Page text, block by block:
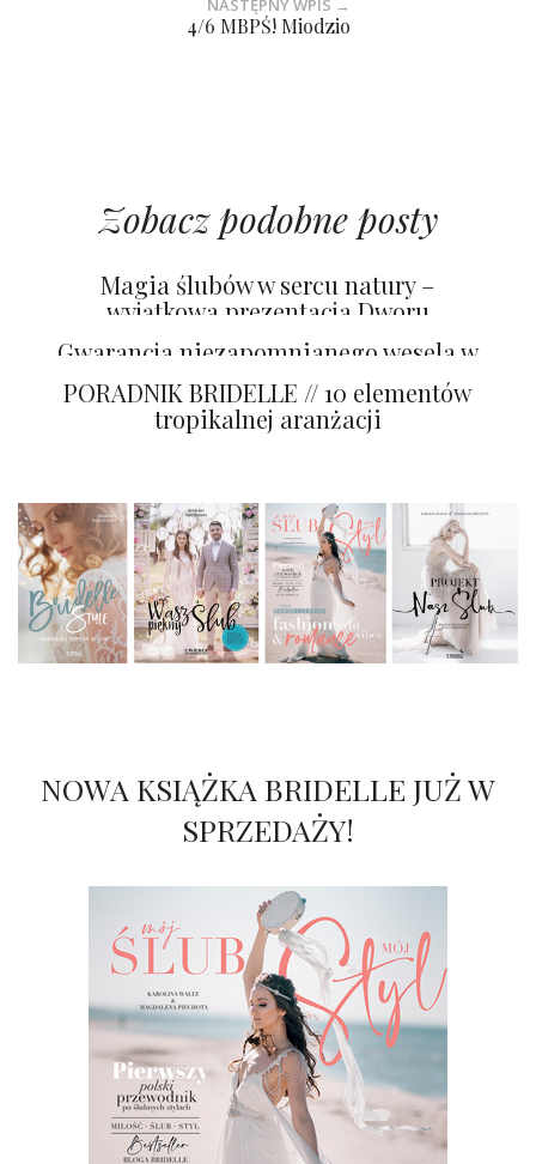
NASTĘPNY WPIS →
4/6 MBPŚ! Miodzio
Zobacz podobne posty
Magia ślubów w sercu natury –
wyjątkowa prezentacja Dworu
Gogolewo
Gwarancja niezapomnianego wesela w
Pałacu Pakoszów
PORADNIK BRIDELLE // 10 elementów
tropikalnej aranżacji
NOWA KSIĄŻKA BRIDELLE JUŻ W
SPRZEDAŻY!